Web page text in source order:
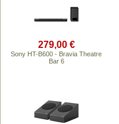
279,00 €
Sony HT-B600 - Bravia Theatre
Bar 6